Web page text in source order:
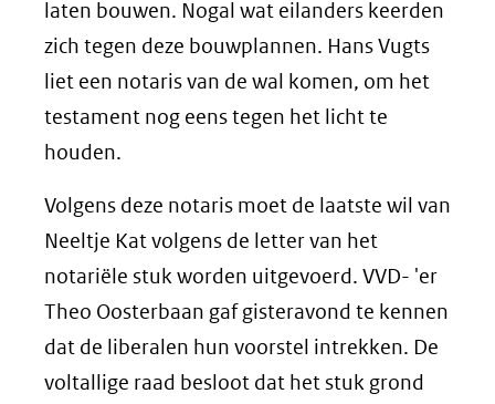
laten bouwen. Nogal wat eilanders keerden
zich tegen deze bouwplannen. Hans Vugts
liet een notaris van de wal komen, om het
testament nog eens tegen het licht te
houden.
Volgens deze notaris moet de laatste wil van
Neeltje Kat volgens de letter van het
notariële stuk worden uitgevoerd. VVD- 'er
Theo Oosterbaan gaf gisteravond te kennen
dat de liberalen hun voorstel intrekken. De
voltallige raad besloot dat het stuk grond